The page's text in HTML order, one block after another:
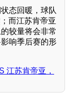
态回暖，球队
而江苏肯帝亚
较量将会非常
响季后赛的形
江苏肯帝亚，